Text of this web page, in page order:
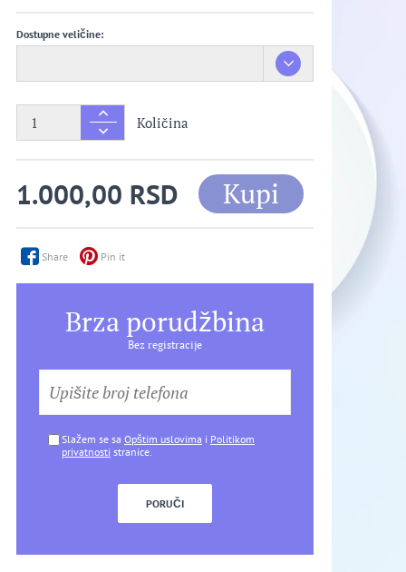
Dostupne veličine:
Količina
1.000,00 RSD Kupi
Share Pin it
Brza porudžbina
Bez registracije
Slažem se sa Opštim uslovima i Politikom
privatnosti stranice.